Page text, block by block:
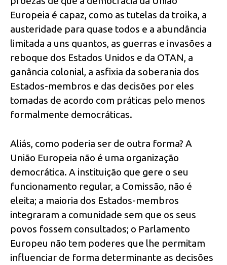
Europeia é capaz, como as tutelas da troika, a
austeridade para quase todos e a abundância
limitada a uns quantos, as guerras e invasões a
reboque dos Estados Unidos e da OTAN, a
ganância colonial, a asfixia da soberania dos
Estados-membros e das decisões por eles
tomadas de acordo com práticas pelo menos
formalmente democráticas.
Aliás, como poderia ser de outra forma? A
União Europeia não é uma organização
democrática. A instituição que gere o seu
funcionamento regular, a Comissão, não é
eleita; a maioria dos Estados-membros
integraram a comunidade sem que os seus
povos fossem consultados; o Parlamento
Europeu não tem poderes que lhe permitam
influenciar de forma determinante as decisões